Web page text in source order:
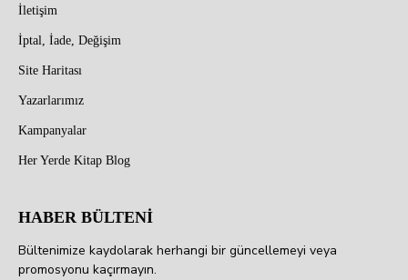
İletişim
İptal, İade, Değişim
Site Haritası
Yazarlarımız
Kampanyalar
Her Yerde Kitap Blog
HABER BÜLTENİ
Bültenimize kaydolarak herhangi bir güncellemeyi veya
promosyonu kaçırmayın.